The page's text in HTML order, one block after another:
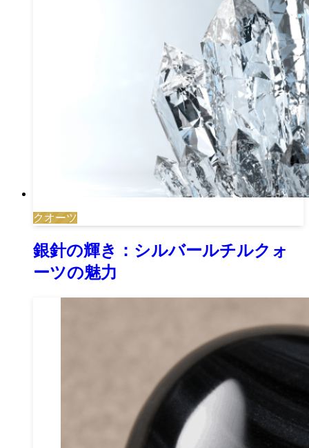
クオーツ
銀針の輝き：シルバールチルクォ
ーツの魅力